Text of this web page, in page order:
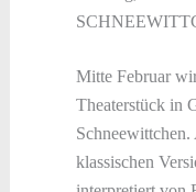
Mitte Februar
Theaterstück in
klassischen